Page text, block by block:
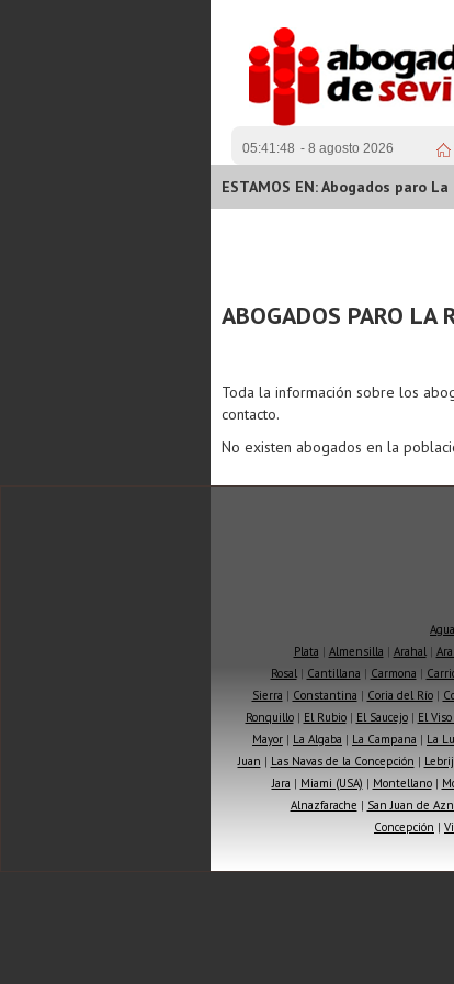
05:41:48 - 8 agosto 2026
ESTAMOS EN: Abogados paro
ABOGADOS PARO LA
Toda la información sobre los
contacto.
No existen abogados en la
Plata | Almensilla | Arahal|
Rosal| Cantillana | Carmona |
Sierra | Constantina | Coria del Río|
Ronquillo| El Rubio| El Saucejo| El
Mayor | La Algaba | La Campana | La
Juan | Las Navas de la Concepción |
Jara | Miami (USA) | Montellano|
Alnazfarache | San Juan de
Concepción |